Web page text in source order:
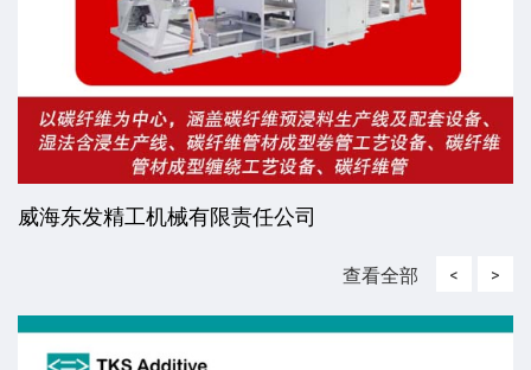
威海东发精工机械有限责任公司
查看全部 < >